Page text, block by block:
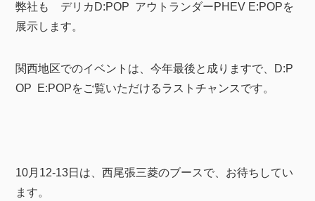
弊社も デリカD:POP アウトランダーPHEV E:POPを
展示します。
関西地区でのイベントは、今年最後と成りますで、D:P
OP E:POPをご覧いただけるラストチャンスです。
10月12-13日は、西尾張三菱のブースで、お待ちしてい
ます。